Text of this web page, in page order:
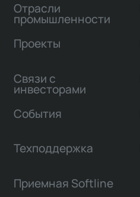
Отрасли
промышленности
Проекты
Связи с
инвесторами
События
Техподдержка
Приемная Softline